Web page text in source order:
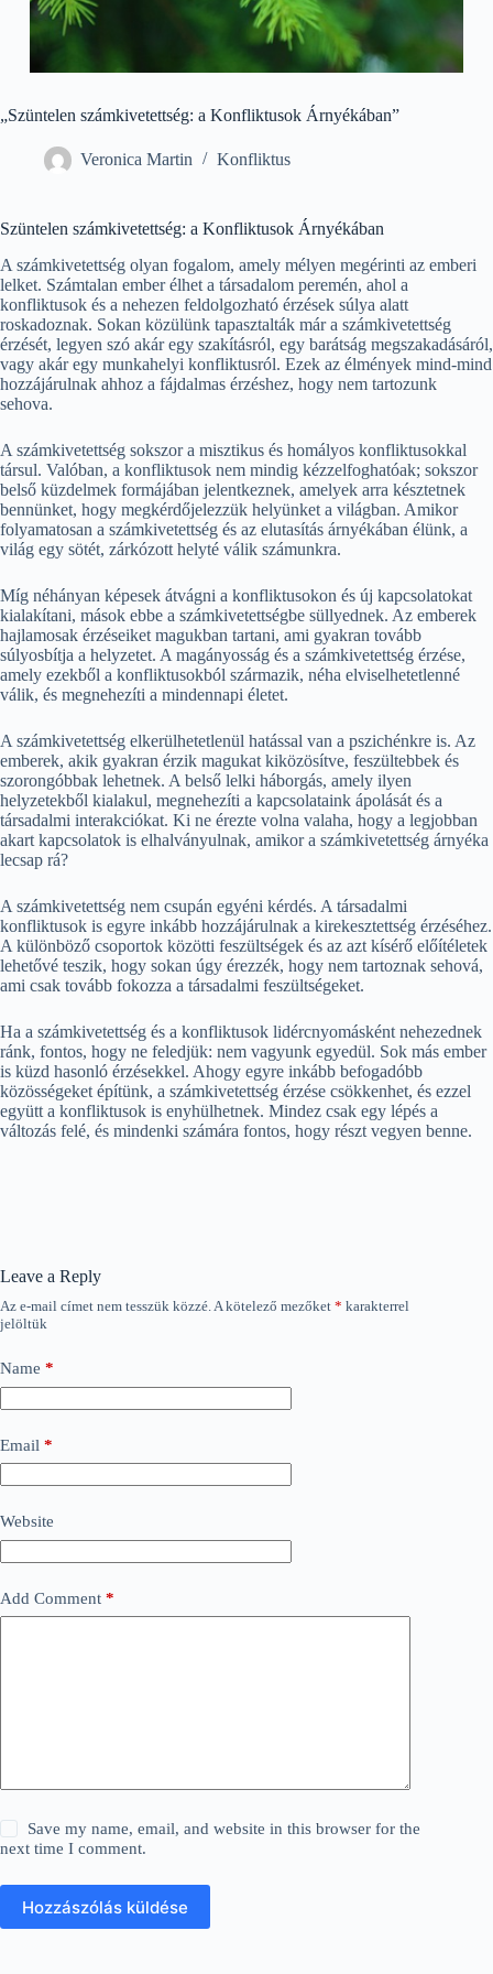
„Szüntelen számkivetettség: a Konfliktusok Árnyékában”
Veronica Martin Konfliktus
Szüntelen számkivetettség: a Konfliktusok Árnyékában
A számkivetettség olyan fogalom, amely mélyen megérinti az emberi
lelket. Számtalan ember élhet a társadalom peremén, ahol a
konfliktusok és a nehezen feldolgozható érzések súlya alatt
roskadoznak. Sokan közülünk tapasztalták már a számkivetettség
érzését, legyen szó akár egy szakításról, egy barátság megszakadásáról,
vagy akár egy munkahelyi konfliktusról. Ezek az élmények mind-mind
hozzájárulnak ahhoz a fájdalmas érzéshez, hogy nem tartozunk
sehova.
A számkivetettség sokszor a misztikus és homályos konfliktusokkal
társul. Valóban, a konfliktusok nem mindig kézzelfoghatóak; sokszor
belső küzdelmek formájában jelentkeznek, amelyek arra késztetnek
bennünket, hogy megkérdőjelezzük helyünket a világban. Amikor
folyamatosan a számkivetettség és az elutasítás árnyékában élünk, a
világ egy sötét, zárkózott helyté válik számunkra.
Míg néhányan képesek átvágni a konfliktusokon és új kapcsolatokat
kialakítani, mások ebbe a számkivetettségbe süllyednek. Az emberek
hajlamosak érzéseiket magukban tartani, ami gyakran tovább
súlyosbítja a helyzetet. A magányosság és a számkivetettség érzése,
amely ezekből a konfliktusokból származik, néha elviselhetetlenné
válik, és megnehezíti a mindennapi életet.
A számkivetettség elkerülhetetlenül hatással van a pszichénkre is. Az
emberek, akik gyakran érzik magukat kiközösítve, feszültebbek és
szorongóbbak lehetnek. A belső lelki háborgás, amely ilyen
helyzetekből kialakul, megnehezíti a kapcsolataink ápolását és a
társadalmi interakciókat. Ki ne érezte volna valaha, hogy a legjobban
akart kapcsolatok is elhalványulnak, amikor a számkivetettség árnyéka
lecsap rá?
A számkivetettség nem csupán egyéni kérdés. A társadalmi
konfliktusok is egyre inkább hozzájárulnak a kirekesztettség érzéséhez.
A különböző csoportok közötti feszültségek és az azt kísérő előítéletek
lehetővé teszik, hogy sokan úgy érezzék, hogy nem tartoznak sehová,
ami csak tovább fokozza a társadalmi feszültségeket.
Ha a számkivetettség és a konfliktusok lidércnyomásként nehezednek
ránk, fontos, hogy ne feledjük: nem vagyunk egyedül. Sok más ember
is küzd hasonló érzésekkel. Ahogy egyre inkább befogadóbb
közösségeket építünk, a számkivetettség érzése csökkenhet, és ezzel
együtt a konfliktusok is enyhülhetnek. Mindez csak egy lépés a
változás felé, és mindenki számára fontos, hogy részt vegyen benne.
Leave a Reply
Az e-mail címet nem tesszük közzé.A kötelező mezőket * karakterrel
jelöltük
Name *
Email *
Website
Add Comment *
Save my name, email, and website in this browser for the
next time I comment.
Hozzászólás küldése